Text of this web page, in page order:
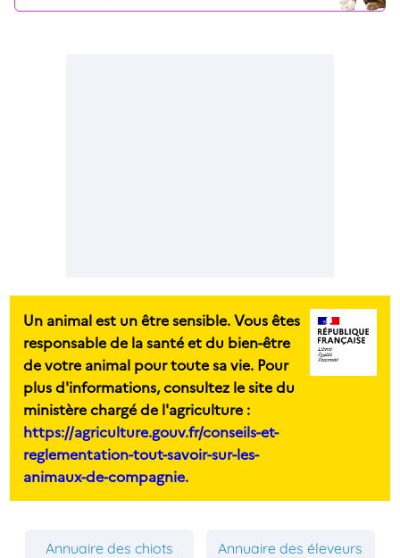
Un animal est un être sensible. Vous êtes
responsable de la santé et du bien-être
de votre animal pour toute sa vie. Pour
plus d'informations, consultez le site du
ministère chargé de l'agriculture :
https://agriculture.gouv.fr/conseils-et-
reglementation-tout-savoir-sur-les-
animaux-de-compagnie.
Annuaire des chiots Annuaire des éleveurs